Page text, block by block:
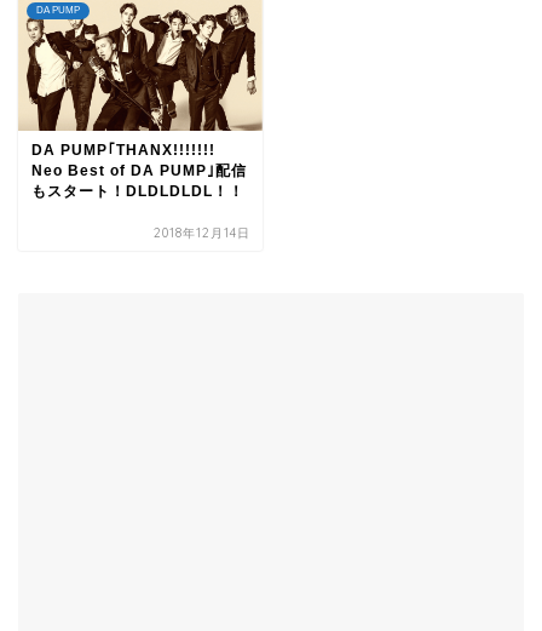
DA PUMP
DA PUMP｢THANX!!!!!!!
Neo Best of DA PUMP｣配信
もスタート！DLDLDLDL！！
2018年12月14日